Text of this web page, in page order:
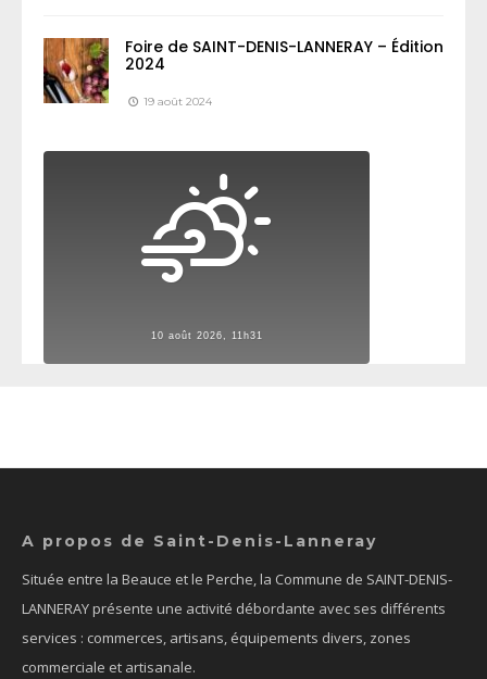
Foire de SAINT-DENIS-LANNERAY – Édition
2024
19 août 2024
10 août 2026, 11h31
A propos de Saint-Denis-Lanneray
Située entre la Beauce et le Perche, la Commune de SAINT-DENIS-
LANNERAY présente une activité débordante avec ses différents
services : commerces, artisans, équipements divers, zones
commerciale et artisanale.